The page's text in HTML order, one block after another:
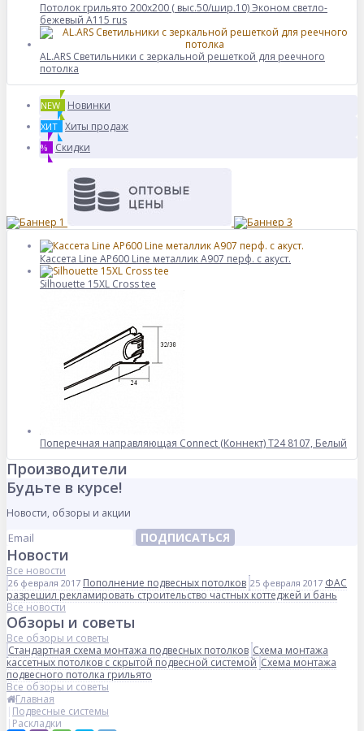
Потолок грильято 200х200 ( выс.50/шир.10) Эконом светло-
бежевый А115 rus
AL.ARS Светильники с зеркальной решеткой для реечного
потолка
NEW Новинки
ХИТ Хиты продаж
% Скидки
Кассета Line AP600 Line металлик А907 перф. с акуст.
Silhouette 15XL Cross tee
Поперечная направляющая Connect (Коннект) T24 8107, Белый
Производители
Будьте в курсе!
Новости, обзоры и акции
ПОДПИСАТЬСЯ
Новости
Все новости
26 февраля 2017 Пополнение подвесных потолков 25 февраля 2017 ФАС
разрешил рекламировать строительство частных коттеджей и бань
Все новости
Обзоры и советы
Все обзоры и советы
Стандартная схема монтажа подвесных потолков Схема монтажа
кассетных потолков с скрытой подвесной системой Схема монтажа
подвесного потолка грильято
Все обзоры и советы
Главная
Подвесные системы
Раскладки